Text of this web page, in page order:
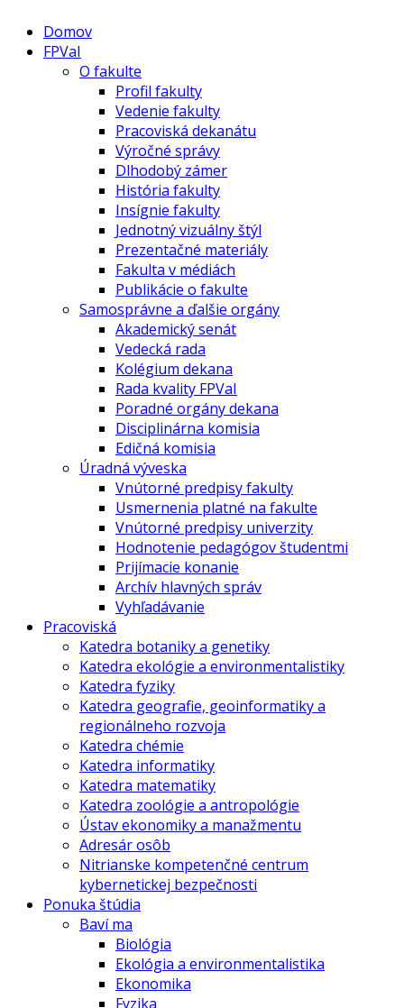
Domov
FPVaI
O fakulte
Profil fakulty
Vedenie fakulty
Pracoviská dekanátu
Výročné správy
Dlhodobý zámer
História fakulty
Insígnie fakulty
Jednotný vizuálny štýl
Prezentačné materiály
Fakulta v médiách
Publikácie o fakulte
Samosprávne a ďalšie orgány
Akademický senát
Vedecká rada
Kolégium dekana
Rada kvality FPVaI
Poradné orgány dekana
Disciplinárna komisia
Edičná komisia
Úradná výveska
Vnútorné predpisy fakulty
Usmernenia platné na fakulte
Vnútorné predpisy univerzity
Hodnotenie pedagógov študentmi
Prijímacie konanie
Archív hlavných správ
Vyhľadávanie
Pracoviská
Katedra botaniky a genetiky
Katedra ekológie a environmentalistiky
Katedra fyziky
Katedra geografie, geoinformatiky a
regionálneho rozvoja
Katedra chémie
Katedra informatiky
Katedra matematiky
Katedra zoológie a antropológie
Ústav ekonomiky a manažmentu
Adresár osôb
Nitrianske kompetenčné centrum
kybernetickej bezpečnosti
Ponuka štúdia
Baví ma
Biológia
Ekológia a environmentalistika
Ekonomika
Fyzika